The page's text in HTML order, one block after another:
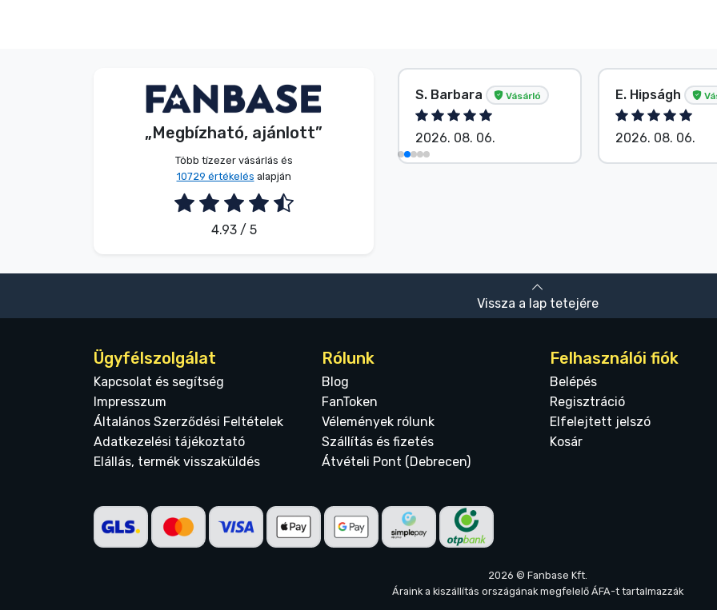
„Megbízható, ajánlott”
Több tízezer vásárlás és
10729 értékelés alapján
4.93 / 5
V. Éva Vásárló
2026. 08. 06.
S. Barbara Vásárló
2026. 08. 06.
E. Hipságh
2026. 08. 06.
Vissza a lap tetejére
Ügyfélszolgálat
Kapcsolat és segítség
Impresszum
Általános Szerződési Feltételek
Adatkezelési tájékoztató
Elállás, termék visszaküldés
Rólunk
Blog
FanToken
Vélemények rólunk
Szállítás és fizetés
Átvételi Pont (Debrecen)
Felhasználói fiók
Belépés
Regisztráció
Elfelejtett jelszó
Kosár
2026 © Fanbase Kft.
Áraink a kiszállítás országának megfelelő ÁFA-t tartalmazzák